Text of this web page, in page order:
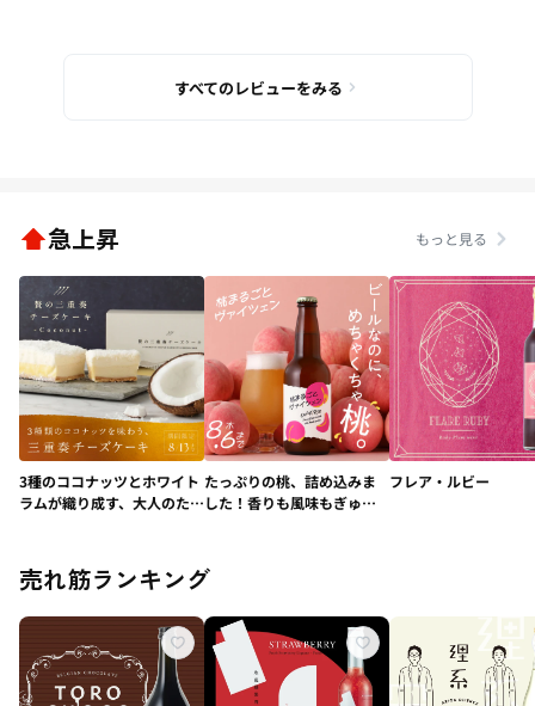
すべてのレビューをみる
急上昇 もっと見る
3種のココナッツとホワイト
ラムが織り成す、大人のため
Coconut-」
たっぷりの桃、詰め込みま
した！香りも風味もぎゅぎ
フレア・ルビー
売れ筋ランキング